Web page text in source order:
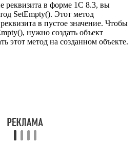
реквизита в форме 1С 8.3, вы
SetEmpty(). Этот метод
в пустое значение. Чтобы
нужно создать объект
этот метод на созданном объекте.